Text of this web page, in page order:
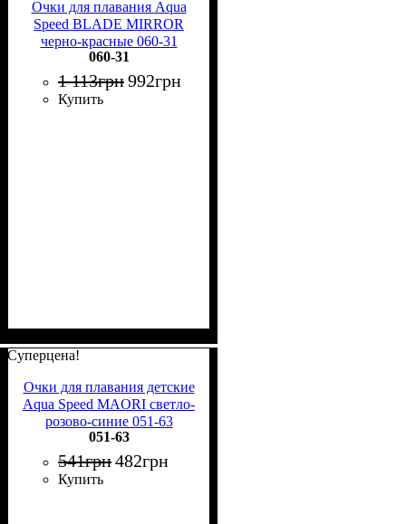
Очки для плавания Aqua
Speed BLADE MIRROR
черно-красные 060-31
060-31
1 113грн992грн
Купить
Суперцена!
Очки для плавания детские
Aqua Speed MAORI светло-
розово-синие 051-63
051-63
541грн482грн
Купить